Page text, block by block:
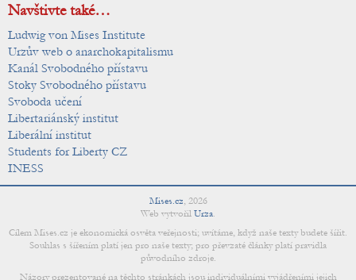
Navštivte také…
Ludwig von Mises Institute
Urzův web o anarchokapitalismu
Kanál Svobodného přístavu
Stoky Svobodného přístavu
Svoboda učení
Libertariánský institut
Liberální institut
Students for Liberty CZ
INESS
Mises.cz, 2026
Web vytvořil Urza.
Cílem Mises.cz je ekonomická osvěta veřejnosti; uvítáme, když naše texty budete šířit.
Souhlas s šířením platí jen pro naše texty; pro převzaté články platí pravidla
původního zdroje.
Názory prezentované na těchto stránkách jsou individuálními vyjádřeními jejich